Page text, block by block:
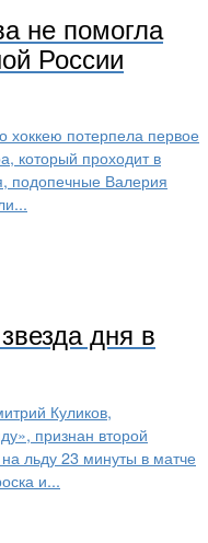
не помогла
России
потерпела первое
который проходит в
подопечные Валерия
дня в
Куликов,
признан второй
льду 23 минуты в матче
и...